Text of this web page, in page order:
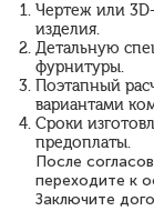
Чертеж или
изделия.
Детальную
фурнитуры.
Поэтапный
вариантами
Сроки
предоплаты.
После
переходите к
Заключите